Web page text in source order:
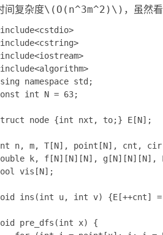
间复杂度\(O(n^3m^2)\) ，虽然
namespace std;
int N = 63;
node {int nxt, to;} E[N];
n, m, T[N], point[N], cnt,
k, f[N][N][N], g[N][N][N],
vis[N];
ins(int u, int v) {E[++cnt]
pre_dfs(int x) {